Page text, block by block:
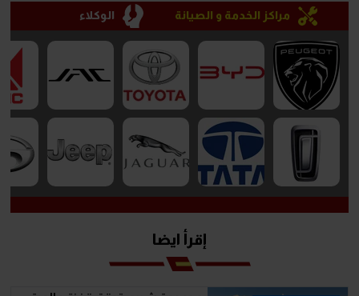
مراكز الخدمة و الصيانة الوكلاء
إقرأ ايضا